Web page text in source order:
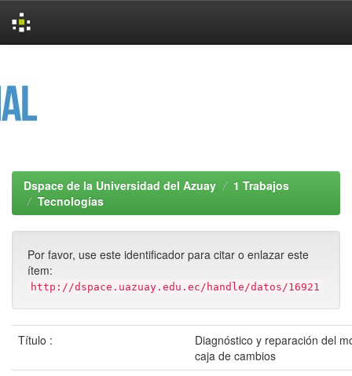
Dspace de la Universidad del Azuay
1 Trabajos
Tecnologías
Por favor, use este identificador para citar o enlazar este
ítem:
http://dspace.uazuay.edu.ec/handle/datos/16921
Título :
Diagnóstico y reparación del
caja de cambios